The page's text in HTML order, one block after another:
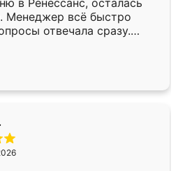
в Ренессанс, осталась
Менеджер всё быстро
отвечала сразу.
в субботу, подошёл к
Собрали
аккуратно, даже